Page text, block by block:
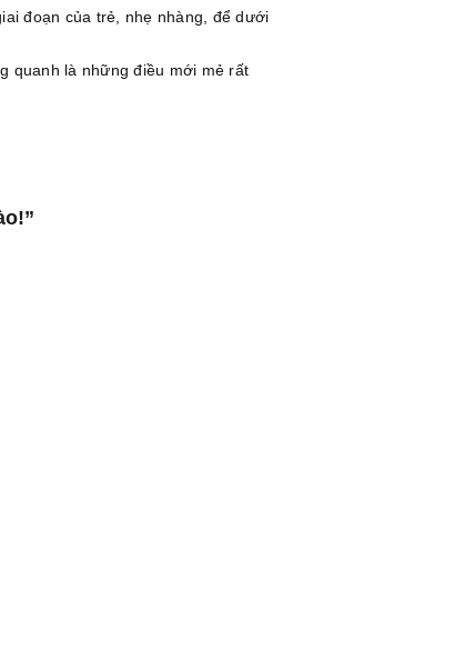
đoạn của trẻ, nhẹ nhàng, để dưới
quanh là những điều mới mẻ rất